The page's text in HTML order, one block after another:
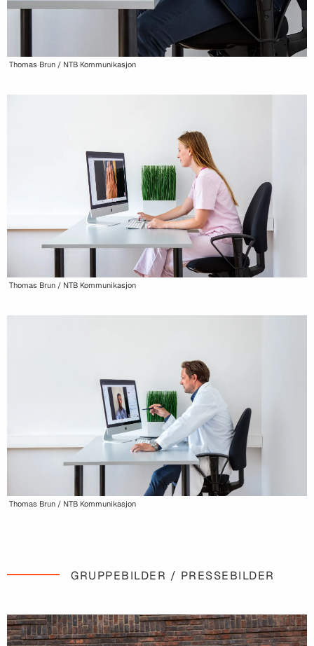
Thomas Brun / NTB Kommunikasjon
Thomas Brun / NTB Kommunikasjon
Thomas Brun / NTB Kommunikasjon
GRUPPEBILDER / PRESSEBILDER